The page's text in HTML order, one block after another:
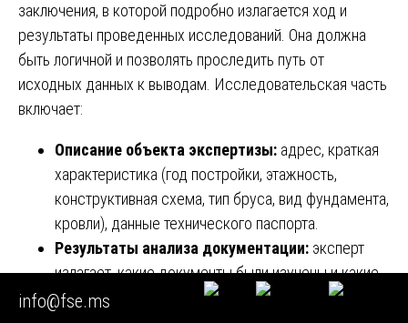
заключения, в которой подробно излагается ход и
результаты проведенных исследований. Она должна
быть логичной и позволять проследить путь от
исходных данных к выводам. Исследовательская часть
включает:
Описание объекта экспертизы: адрес, краткая
характеристика (год постройки, этажность,
конструктивная схема, тип бруса, вид фундамента,
кровли), данные технического паспорта.
Результаты анализа документации: эксперт
излагает, какие документы были изучены и какие
значимые для дела обстоятельства из них
info@fse.ms